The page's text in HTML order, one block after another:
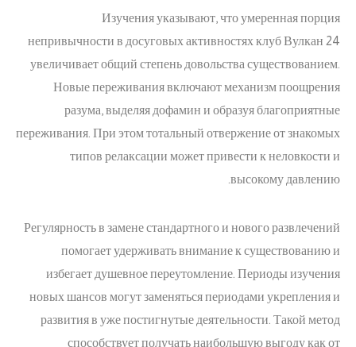
Изучения указывают, что умеренная порция
непривычности в досуговых активностях клуб Вулкан 24
увеличивает общий степень довольства существованием.
Новые переживания включают механизм поощрения
разума, выделяя дофамин и образуя благоприятные
переживания. При этом тотальный отвержение от знакомых
типов релаксации может привести к неловкости и
высокому давлению.
Регулярность в замене стандартного и нового развлечений
помогает удерживать внимание к существованию и
избегает душевное переутомление. Периоды изучения
новых шансов могут заменяться периодами укрепления и
развития в уже постигнутые деятельности. Такой метод
способствует получать наибольшую выгоду как от